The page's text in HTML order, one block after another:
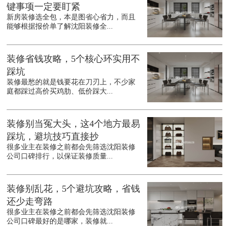
键事项一定要盯紧
新房装修选全包，本是图省心省力，而且
能够根据报价单了解沈阳装修全...
装修省钱攻略，5个核心环实用不
踩坑
装修最愁的就是钱要花在刀刃上，不少家
庭都踩过高价买鸡肋、低价踩大...
装修别当冤大头，这4个地方最易
踩坑，避坑技巧直接抄
很多业主在装修之前都会先筛选沈阳装修
公司口碑排行，以保证装修质量...
装修别乱花，5个避坑攻略，省钱
还少走弯路
很多业主在装修之前都会先筛选沈阳装修
公司口碑最好的是哪家，装修就...